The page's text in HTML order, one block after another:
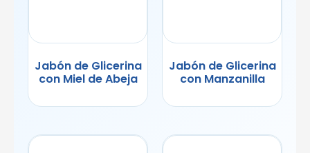
Jabón de Glicerina
con Miel de Abeja
Jabón de Glicerina
con Manzanilla